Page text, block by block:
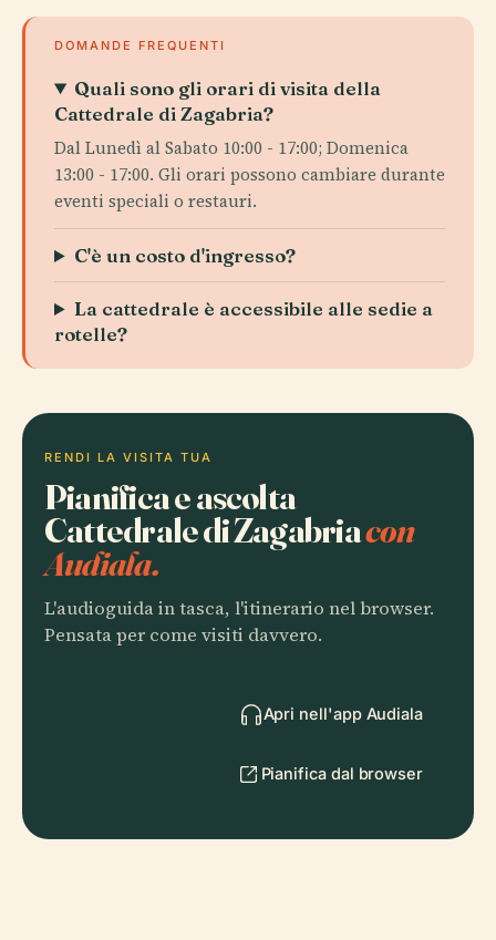
DOMANDE FREQUENTI
Quali sono gli orari di visita della
Cattedrale di Zagabria?
Dal Lunedì al Sabato 10:00 - 17:00; Domenica
13:00 - 17:00. Gli orari possono cambiare durante
eventi speciali o restauri.
C'è un costo d'ingresso?
La cattedrale è accessibile alle sedie a
rotelle?
RENDI LA VISITA TUA
Pianifica e ascolta
Cattedrale di Zagabriacon
Audiala.
L'audioguida in tasca, l'itinerario nel browser.
Pensata per come visiti davvero.
Apri nell'app Audiala
Pianifica dal browser